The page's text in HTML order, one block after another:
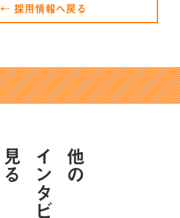
← 採用情報へ戻る
他の
見る